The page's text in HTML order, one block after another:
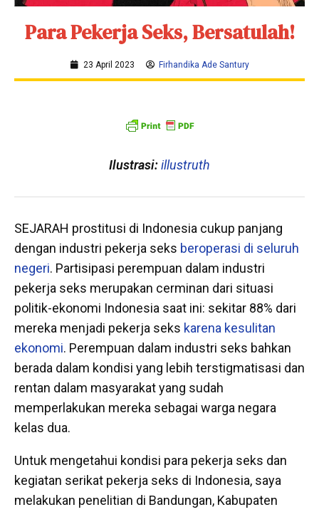
Para Pekerja Seks, Bersatulah!
23 April 2023 Firhandika Ade Santury
Ilustrasi:illustruth
SEJARAH prostitusi di Indonesia cukup panjang
dengan industri pekerja seks beroperasi di seluruh
negeri. Partisipasi perempuan dalam industri
pekerja seks merupakan cerminan dari situasi
politik-ekonomi Indonesia saat ini: sekitar 88% dari
mereka menjadi pekerja seks karena kesulitan
ekonomi. Perempuan dalam industri seks bahkan
berada dalam kondisi yang lebih terstigmatisasi dan
rentan dalam masyarakat yang sudah
memperlakukan mereka sebagai warga negara
kelas dua.
Untuk mengetahui kondisi para pekerja seks dan
kegiatan serikat pekerja seks di Indonesia, saya
melakukan penelitian di Bandungan, Kabupaten